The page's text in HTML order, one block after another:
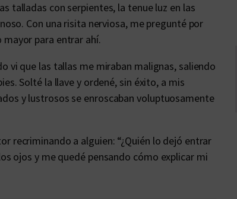
talladas con serpientes, la tenue luz en las
Con una risita nerviosa, me pregunté por
para entrar ahí.
vi que las tallas me miraban malignas, saliendo
Solté la llave y ordené, sin éxito, a mis
y lustrosos se enroscaban voluptuosamente
recriminando a alguien: “¿Quién lo dejó entrar
ojos y me quedé pensando cómo explicar mi